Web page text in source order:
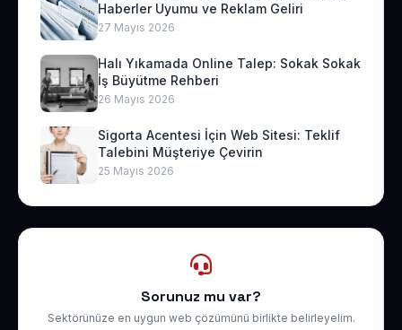
Haberler Uyumu ve Reklam Geliri
27 Mayıs 2026
Halı Yıkamada Online Talep: Sokak Sokak
İş Büyütme Rehberi
26 Mayıs 2026
Sigorta Acentesi İçin Web Sitesi: Teklif
Talebini Müşteriye Çevirin
25 Mayıs 2026
Sorunuz mu var?
Sektörünüze en uygun web çözümünü birlikte belirleyelim.